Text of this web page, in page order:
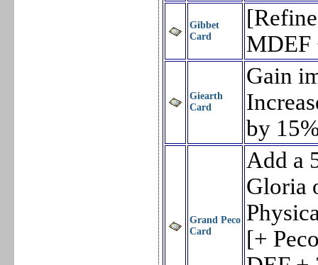
Gibbet
Card
MDEF
Giearth
Card
Gain
by
Grand Peco
Card
Add a
Gloria
[+